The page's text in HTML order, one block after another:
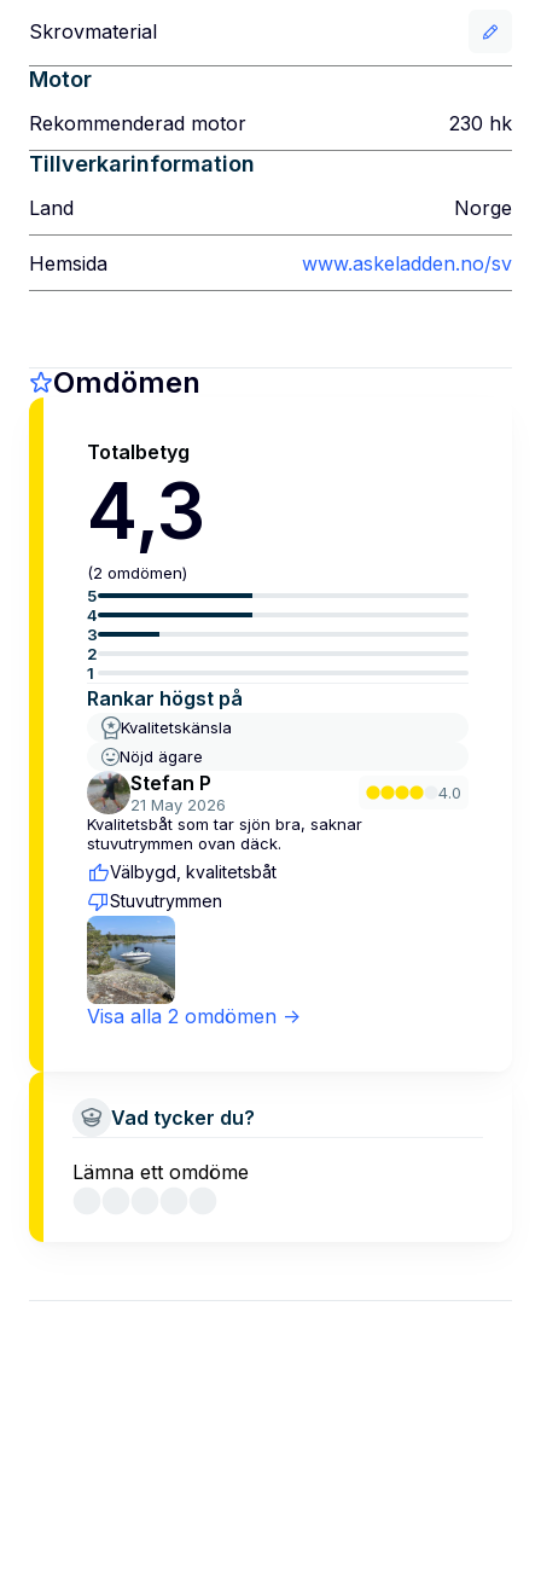
Skrovmaterial
Motor
Rekommenderad motor 230 hk
Tillverkarinformation
Land Norge
Hemsida www.askeladden.no/sv
Omdömen
Totalbetyg
4,3
(2 omdömen)
5
4
3
2
1
Rankar högst på
Kvalitetskänsla
Nöjd ägare
Stefan P
21 May 2026
4.0
Kvalitetsbåt som tar sjön bra, saknar
stuvutrymmen ovan däck.
Välbygd, kvalitetsbåt
Stuvutrymmen
Visa alla 2 omdömen ->
Vad tycker du?
Lämna ett omdöme